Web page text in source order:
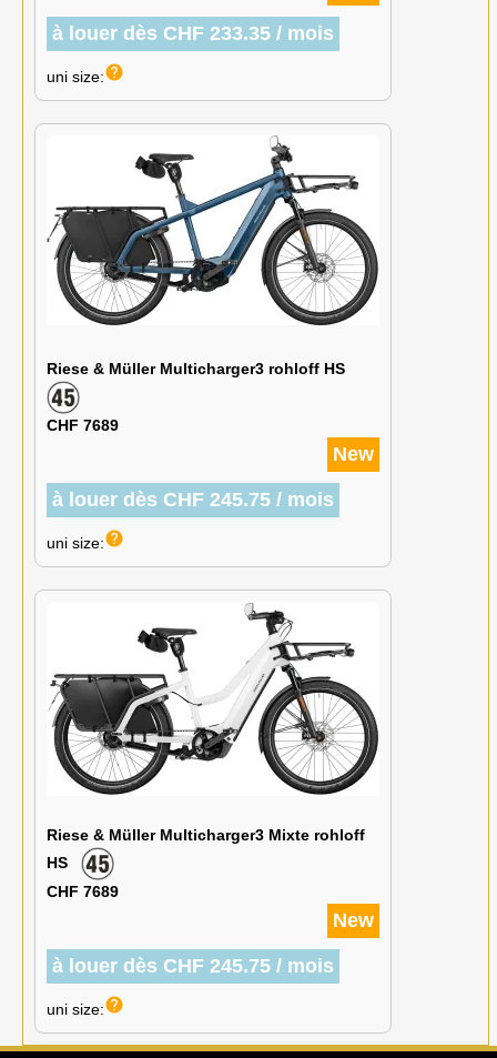
à louer dès CHF 233.35 / mois
uni size:help
Riese & Müller Multicharger3 rohloff HS
CHF 7689
New
à louer dès CHF 245.75 / mois
uni size:help
Riese & Müller Multicharger3 Mixte rohloff
HS
CHF 7689
New
à louer dès CHF 245.75 / mois
uni size:help